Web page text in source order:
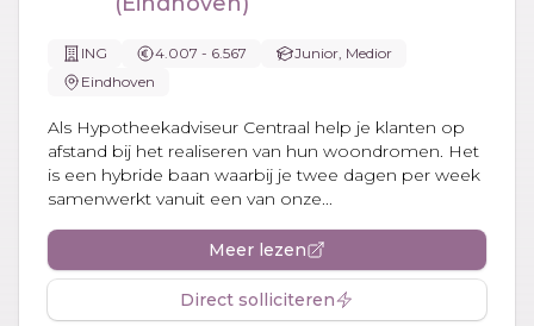
ING 4.007 - 6.567
Junior, Medior
Eindhoven
Als Hypotheekadviseur Centraal help je klanten op
afstand bij het realiseren van hun woondromen. Het
is een hybride baan waarbij je twee dagen per week
samenwerkt vanuit een van onze...
Meer lezen
Direct solliciteren